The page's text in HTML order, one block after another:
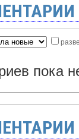
пока